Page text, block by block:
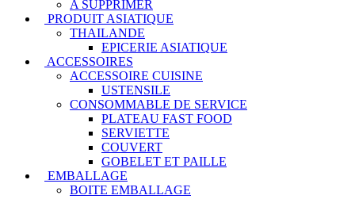
A SUPPRIMER
PRODUIT ASIATIQUE
THAILANDE
EPICERIE ASIATIQUE
ACCESSOIRES
ACCESSOIRE CUISINE
USTENSILE
CONSOMMABLE DE SERVICE
PLATEAU FAST FOOD
SERVIETTE
COUVERT
GOBELET ET PAILLE
EMBALLAGE
BOITE EMBALLAGE